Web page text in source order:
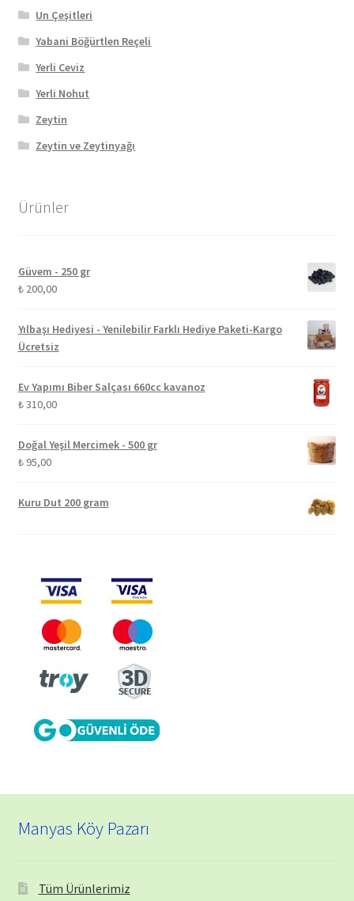
Un Çeşitleri
Yabani Böğürtlen Reçeli
Yerli Ceviz
Yerli Nohut
Zeytin
Zeytin ve Zeytinyağı
Ürünler
Güvem - 250 gr
₺200,00
Yılbaşı Hediyesi - Yenilebilir Farklı Hediye Paketi-Kargo
Ücretsiz
Ev Yapımı Biber Salçası 660cc kavanoz
₺310,00
Doğal Yeşil Mercimek - 500 gr
₺95,00
Kuru Dut 200 gram
Manyas Köy Pazarı
Tüm Ürünlerimiz